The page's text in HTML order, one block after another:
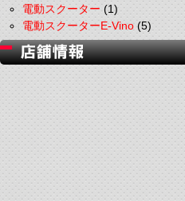
電動スクーター(1)
電動スクーターE-Vino(5)